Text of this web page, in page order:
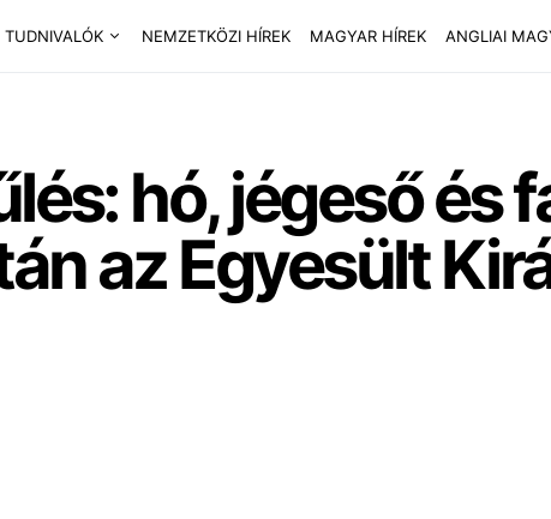
NEMZETKÖZI HÍREK MAGYAR HÍREK ANGLIAI
hó, jégeső és
az Egyesült